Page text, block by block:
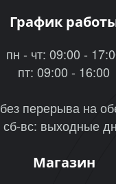
График
пн - чт: 09:00 -
пт: 09:00 - 16:00
без перерыва на
сб-вс: выходные
Магазин